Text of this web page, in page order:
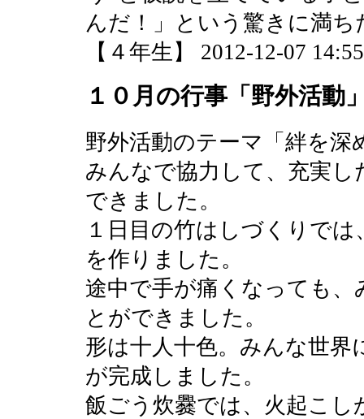
んだ！」という驚きに満ち
【４年生】 2012-12-07
１０月の行事「野外活動
野外活動のテーマ「絆を深
みんなで協力して、充実
できました。
１日目の竹はしづくりで
を作りました。
途中で手が痛くなっても
とができました。
形は十人十色。みんな世
が完成しました。
飯ごう炊爨では、火起こ